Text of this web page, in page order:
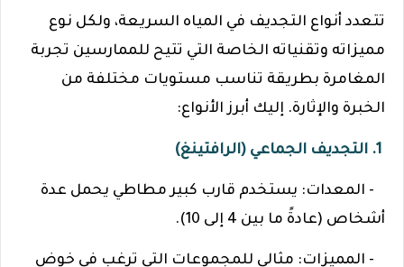
تتعدد أنواع التجديف في المياه السريعة، ولكل نوع
مميزاته وتقنياته الخاصة التي تتيح للممارسين تجربة
المغامرة بطريقة تناسب مستويات مختلفة من
الخبرة والإثارة. إليك أبرز الأنواع:
- المعدات: يستخدم قارب كبير مطاطي يحمل عدة
أشخاص (عادةً ما بين 4 إلى 10).
- المميزات: مثالي للمجموعات التي ترغب في خوض